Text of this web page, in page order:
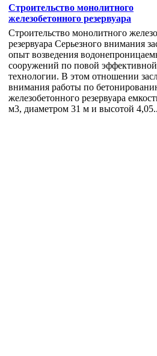
Строительство монолитного
железобетонного резервуара
Строительство монолитного
резервуара Серьезного внимания
опыт возведения
сооружений по повой эффективной
технологии. В этом отношении
внимания работы по
железобетонного резервуара
м3, диаметром 31 м и высотой